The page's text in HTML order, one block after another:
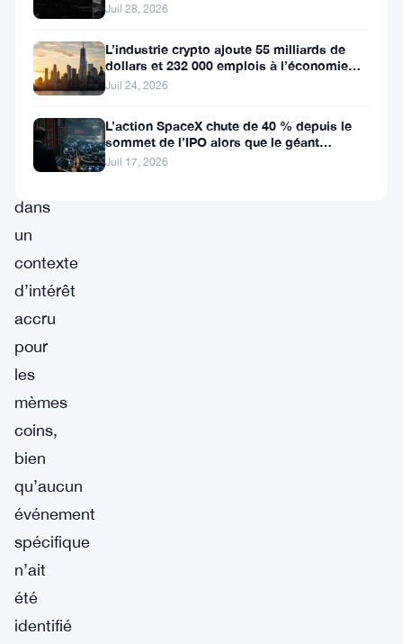
boursière
$1,00
milliard.
Cette
hausse
survient
dans
un
contexte
d’intérêt
accru
pour
les
mèmes
coins,
bien
qu’aucun
événement
spécifique
n’ait
été
identifié
Juil 28, 2026
L’industrie crypto ajoute 55 milliards de
dollars et 232 000 emplois à l’économie
américaine
Juil 24, 2026
L’action SpaceX chute de 40 % depuis le
sommet de l’IPO alors que le géant
aérospatial d’Elon Musk fait face
Juil 17, 2026